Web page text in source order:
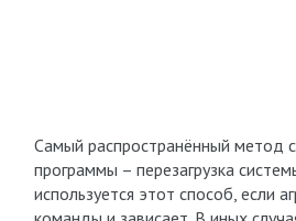
Самый распространённый метод
программы – перезагрузка
используется этот способ, если